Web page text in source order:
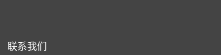
联系我们